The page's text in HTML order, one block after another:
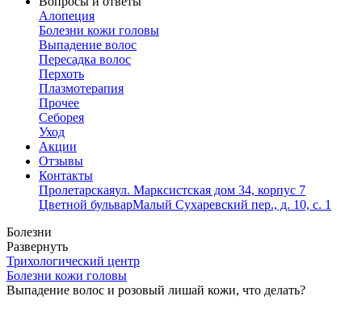
Алопеция
Болезни кожи головы
Выпадение волос
Пересадка волос
Перхоть
Плазмотерапия
Прочее
Себорея
Уход
Акции
Отзывы
Контакты
Пролетарскаяул. Марксистская дом 34, корпус 7
Цветной бульварМалый Сухаревский пер., д. 10, с. 1
Болезни
Развернуть
Трихологический центр
Болезни кожи головы
Выпадение волос и розовый лишай кожи, что делать?